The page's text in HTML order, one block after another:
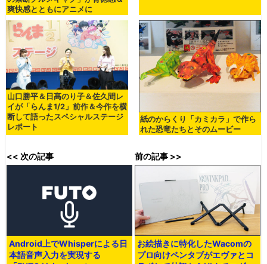
爽快感とともにアニメに
山口勝平＆日髙のり子＆佐久間レ
イが「らんま1/2」前作＆今作を横
断して語ったスペシャルステージ
レポート
紙のからくり「カミカラ」で作ら
れた恐竜たちとそのムービー
<< 次の記事
Android上でWhisperによる日
本語音声入力を実現する
前の記事 >>
お絵描きに特化したWacomの
プロ向けペンタブがエヴァとコ